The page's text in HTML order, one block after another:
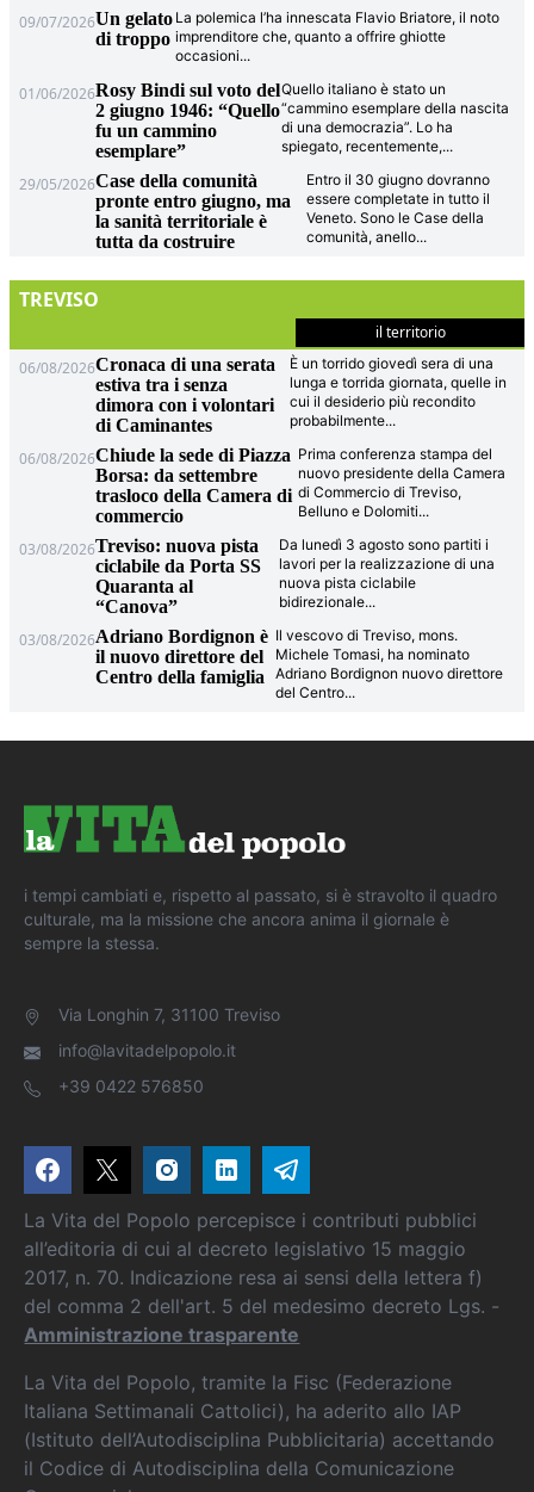
09/07/2026Un gelato
di troppo
La polemica l’ha innescata Flavio Briatore, il noto
imprenditore che, quanto a offrire ghiotte
occasioni...
01/06/2026Rosy Bindi sul voto del
2 giugno 1946: “Quello
fu un cammino
esemplare”
Quello italiano è stato un
“cammino esemplare della nascita
di una democrazia”. Lo ha
spiegato, recentemente,...
29/05/2026Case della comunità
pronte entro giugno, ma
la sanità territoriale è
tutta da costruire
Entro il 30 giugno dovranno
essere completate in tutto il
Veneto. Sono le Case della
comunità, anello...
TREVISO
il territorio
06/08/2026Cronaca di una serata
estiva tra i senza
dimora con i volontari
di Caminantes
È un torrido giovedì sera di una
lunga e torrida giornata, quelle in
cui il desiderio più recondito
probabilmente...
06/08/2026Chiude la sede di Piazza
Borsa: da settembre
trasloco della Camera di
commercio
Prima conferenza stampa del
nuovo presidente della Camera
di Commercio di Treviso,
Belluno e Dolomiti...
03/08/2026Treviso: nuova pista
ciclabile da Porta SS
Quaranta al
“Canova”
Da lunedì 3 agosto sono partiti i
lavori per la realizzazione di una
nuova pista ciclabile
bidirezionale...
03/08/2026Adriano Bordignon è
il nuovo direttore del
Centro della famiglia
Il vescovo di Treviso, mons.
Michele Tomasi, ha nominato
Adriano Bordignon nuovo direttore
del Centro...
i tempi cambiati e, rispetto al passato, si è stravolto il quadro
culturale, ma la missione che ancora anima il giornale è
sempre la stessa.
Via Longhin 7, 31100 Treviso
info@lavitadelpopolo.it
+39 0422 576850
La Vita del Popolo percepisce i contributi pubblici
all’editoria di cui al decreto legislativo 15 maggio
2017, n. 70. Indicazione resa ai sensi della lettera f)
del comma 2 dell'art. 5 del medesimo decreto Lgs. -
Amministrazione trasparente
La Vita del Popolo, tramite la Fisc (Federazione
Italiana Settimanali Cattolici), ha aderito allo IAP
(Istituto dell’Autodisciplina Pubblicitaria) accettando
il Codice di Autodisciplina della Comunicazione